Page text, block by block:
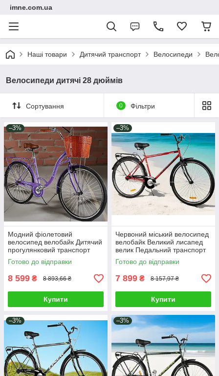
imne.com.ua
Наші товари Дитячий транспорт Велосипеди
Велосипеди дитячі 28 дюймів
Сортування 0 Фільтри
–3%
Модний фіолетовий
велосипед велобайк Дитячий
прогулянковий транспорт
лисапед велик Колеса 28"
Рама 20" Багажник
Готово до відправки
8 599 ₴ 8 893,66 ₴
Купити
–3%
Червоний міський велосипед
велобайк Великий лисапед
велик Педальний транспорт
для заняття спортом Колеса
28"
Готово до відправки
7 899 ₴ 8 157,97 ₴
Купити
–3% –3%